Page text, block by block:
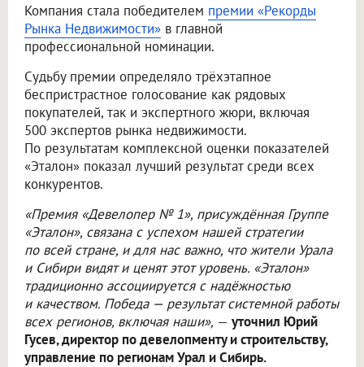
Компания стала победителем премии «Рекорды
Рынка Недвижимости» в главной
профессиональной номинации.
Судьбу премии определяло трёхэтапное
беспристрастное голосование как рядовых
покупателей, так и экспертного жюри, включая
500 экспертов рынка недвижимости.
По результатам комплексной оценки показателей
«Эталон» показал лучший результат среди всех
конкурентов.
«Премия «Девелопер № 1», присуждённая Группе
«Эталон», связана с успехом нашей стратегии
по всей стране, и для нас важно, что жители Урала
и Сибири видят и ценят этот уровень. «Эталон»
традиционно ассоциируется с надёжностью
и качеством. Победа — результат системной работы
всех регионов, включая наши», — уточнил Юрий
Гусев, директор по девелопменту и строительству,
управление по регионам Урал и Сибирь.